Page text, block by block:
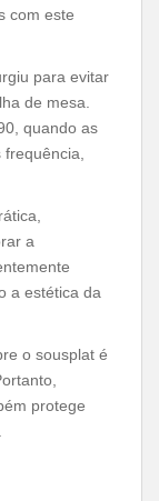
com este
para evitar
de mesa.
quando as
frequência,
a
a estética da
o sousplat é
protege